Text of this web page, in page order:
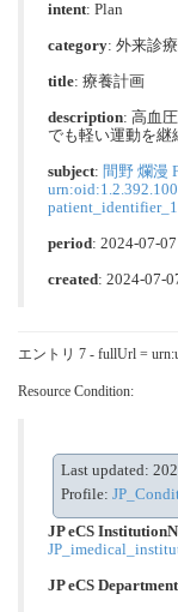
intent: Plan
category: 外来診
title: 療養計画
description: 高血
でも軽い運動を継
subject: 間野 爛漫
period: 2024-07-
created: 2024-07-
エントリ 7 - fullUrl =
Resource Condition:
Last updated:
Profile:
JP eCS
JP eCS